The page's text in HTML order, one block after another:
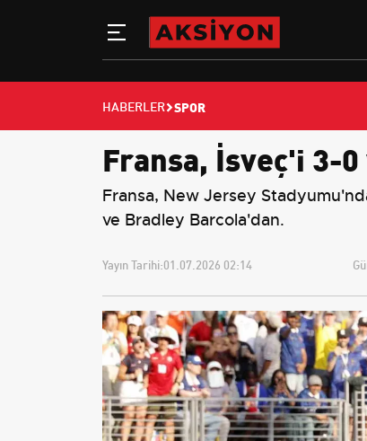
HABERLER SPOR
Fransa, İsveç'i 3-
Fransa, New Jersey
ve Bradley Barcola'dan.
Yayın Tarihi:01.07.2026 02:14